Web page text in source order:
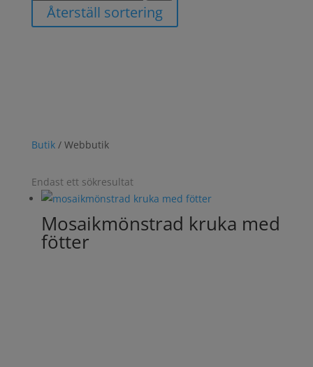
efter:Återställ sortering
Butik/ Webbutik
Endast ett sökresultat
Mosaikmönstrad kruka med
fötter